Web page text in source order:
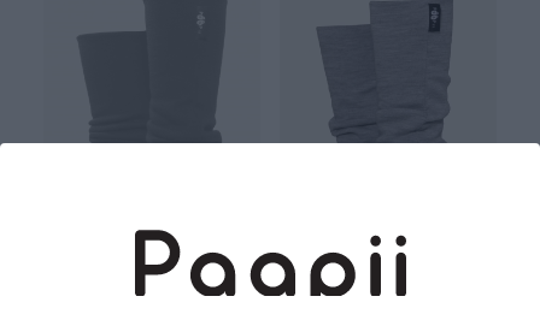
HANKI merinovillasäärystimet, musta
Harmaa